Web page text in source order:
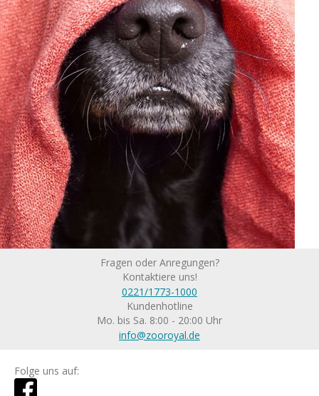
Fragen oder Anregungen?
Kontaktiere uns!
0221/1773-1000
Kundenhotline
Mo. bis Sa. 8:00 - 20:00 Uhr
info@zooroyal.de
Folge uns auf: